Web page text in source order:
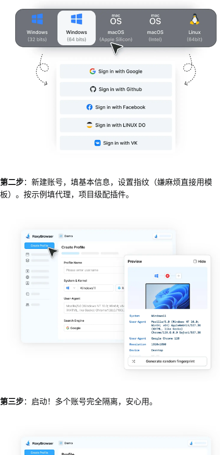
第二步：新建账号，填基本信息，设置指纹（嫌麻烦直接用模
板）。按示例填代理，项目级配插件。
第三步：启动！多个账号完全隔离，安心用。